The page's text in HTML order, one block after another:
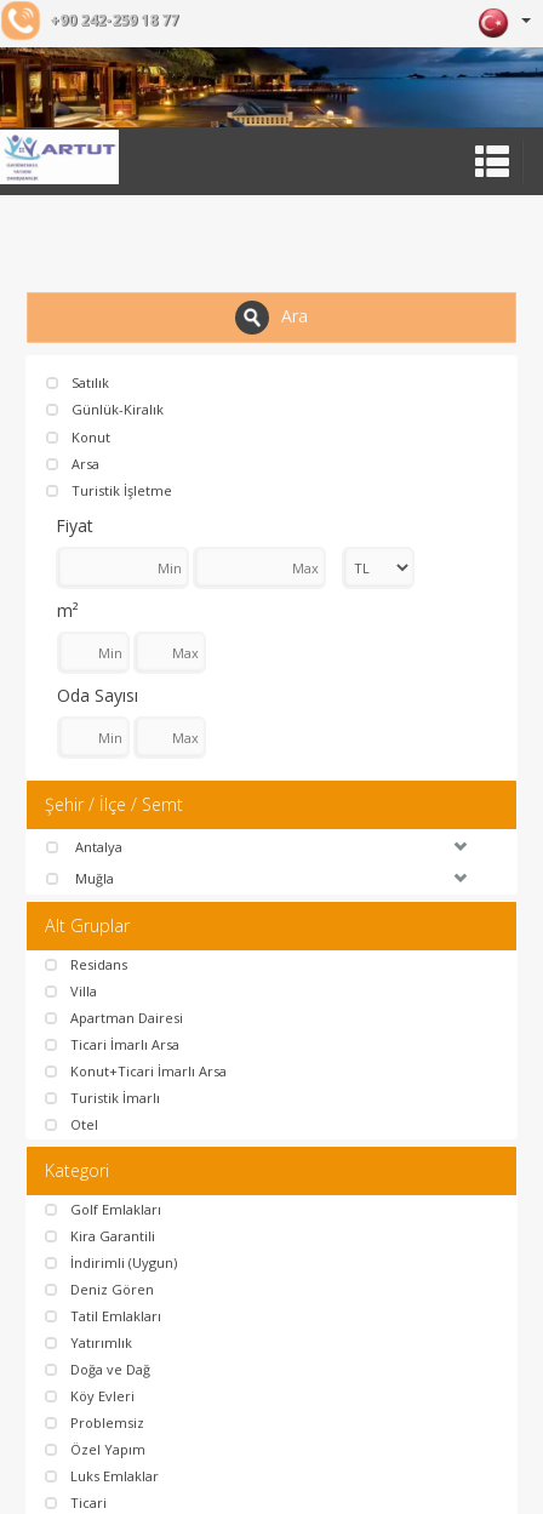
+90 242-259 18 77
Ara
Satılık
Günlük-Kiralık
Konut
Arsa
Turistik İşletme
Fiyat
m²
Oda Sayısı
Şehir / İlçe / Semt
Antalya
Muğla
Alt Gruplar
Residans
Villa
Apartman Dairesi
Ticari İmarlı Arsa
Konut+Ticari İmarlı Arsa
Turistik İmarlı
Otel
Kategori
Golf Emlakları
Kira Garantili
İndirimli (Uygun)
Deniz Gören
Tatil Emlakları
Yatırımlık
Doğa ve Dağ
Köy Evleri
Problemsiz
Özel Yapım
Luks Emlaklar
Ticari